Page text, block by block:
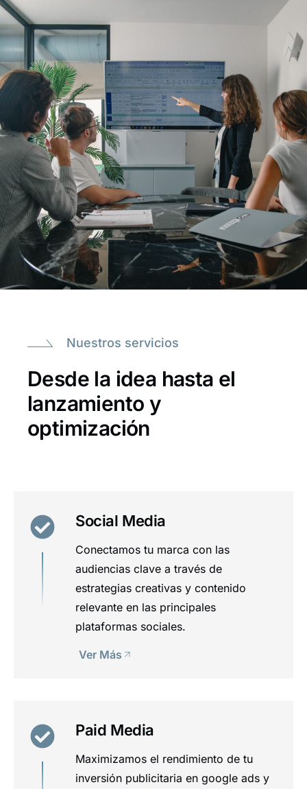
Nuestros servicios
Desde la idea hasta el
lanzamiento y
optimización
Social Media
Conectamos tu marca con las
audiencias clave a través de
estrategias creativas y contenido
relevante en las principales
plataformas sociales.
Ver Más
Paid Media
Maximizamos el rendimiento de tu
inversión publicitaria en google ads y